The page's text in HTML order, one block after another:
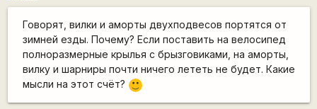
Говорят, вилки и аморты двухподвесов портятся от
зимней езды. Почему? Если поставить на велосипед
полноразмерные крылья с брызговиками, на аморты,
вилку и шарниры почти ничего лететь не будет. Какие
мысли на этот счёт?
:)